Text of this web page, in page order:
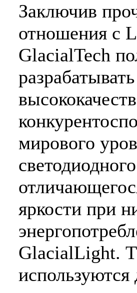
Заключив
отношения с
GlacialTech
мирового
яркости при
GlacialLight.